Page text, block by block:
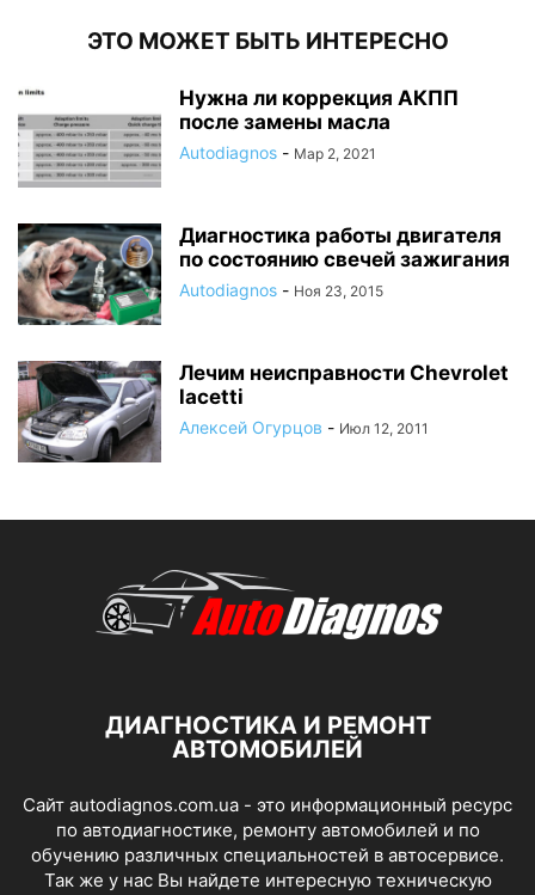
ЭТО МОЖЕТ БЫТЬ ИНТЕРЕСНО
Нужна ли коррекция АКПП
после замены масла
Autodiagnos - Мар 2, 2021
Диагностика работы двигателя
по состоянию свечей зажигания
Autodiagnos - Ноя 23, 2015
Лечим неисправности Chevrolet
lacetti
Алексей Огурцов - Июл 12, 2011
ДИАГНОСТИКА И РЕМОНТ
АВТОМОБИЛЕЙ
Сайт autodiagnos.com.ua - это информационный ресурс
по автодиагностике, ремонту автомобилей и по
обучению различных специальностей в автосервисе.
Так же у нас Вы найдете интересную техническую